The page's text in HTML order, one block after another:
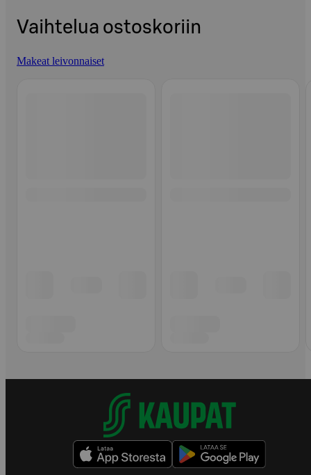
Vaihtelua ostoskoriin
Makeat leivonnaiset